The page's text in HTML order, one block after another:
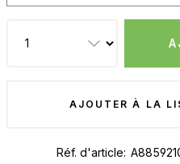
AJOUTER À LA
Réf. d'article: